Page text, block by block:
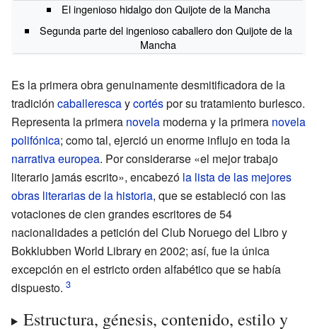
El ingenioso hidalgo don Quijote de la Mancha
Segunda parte del ingenioso caballero don Quijote de la
Mancha
Es la primera obra genuinamente desmitificadora de la
tradición caballerescaycortéspor su tratamiento burlesco.
Representa la primera novela moderna y la primera novela
polifónica; como tal, ejerció un enorme influjo en toda la
narrativa europea. Por considerarse «el mejor trabajo
literario jamás escrito», encabezó la lista de las mejores
obras literarias de la historia, que se estableció con las
votaciones de cien grandes escritores de 54
nacionalidades a petición del Club Noruego del Libro y
Bokklubben World Library en 2002; así, fue la única
excepción en el estricto orden alfabético que se había
dispuesto.
Estructura, génesis, contenido, estilo y